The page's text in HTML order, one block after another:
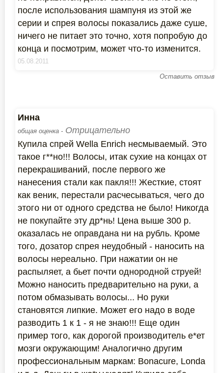
после использования шампуня из этой же
серии и спрея волосы показались даже суше,
ничего не питает это точно, хотя попробую до
конца и посмотрим, может что-то изменится.
05.08.2011
Оставить отзыв
Инна
общая оценка - Отрицательно
Купила спрей Wella Enrich несмываемый. Это
такое г**но!!! Волосы, итак сухие на концах от
перекрашиваний, после первого же
нанесения стали как пакля!!! Жесткие, стоят
как веник, перестали расчесываться, чего до
этого ни от одного средства не было! Никогда
не покупайте эту др*нь! Цена выше 300 р.
оказалась не оправдана ни на рубль. Кроме
того, дозатор спрея неудобный - наносить на
волосы нереально. При нажатии он не
распыляет, а бьет почти однородной струей!
Можно наносить предварительно на руки, а
потом обмазывать волосы... Но руки
становятся липкие. Может его надо в воде
разводить 1 к 1 - я не знаю!!! Еще один
пример того, как дорогой производитель е*ет
мозги окружающим! Аналогично другим
профессиональным маркам: Bonacure, Londa